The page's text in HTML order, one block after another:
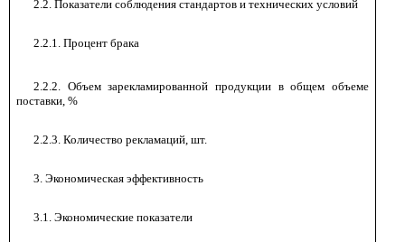
2.2. Показатели соблюдения стандартов и технических условий
2.2.1. Процент брака
2.2.2. Объем зарекламированной продукции в общем объеме
поставки, %
2.2.3. Количество рекламаций, шт.
3. Экономическая эффективность
3.1. Экономические показатели